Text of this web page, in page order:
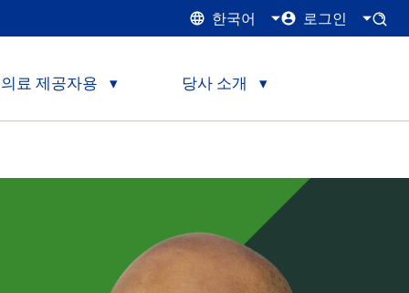
한국어 로그인
의료 제공자용 당사 소개